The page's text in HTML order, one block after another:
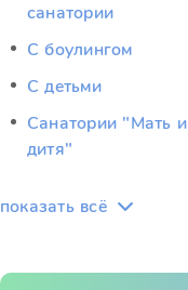
санатории
С боулингом
С детьми
Санатории "Мать и
дитя"
показать всё